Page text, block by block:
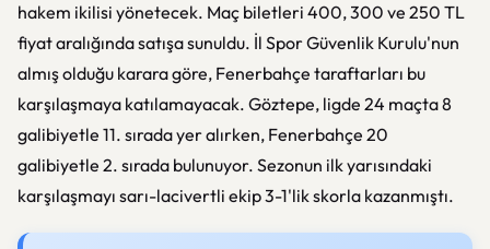
hakem ikilisi yönetecek. Maç biletleri 400, 300 ve 250 TL
fiyat aralığında satışa sunuldu. İl Spor Güvenlik Kurulu'nun
almış olduğu karara göre, Fenerbahçe taraftarları bu
karşılaşmaya katılamayacak. Göztepe, ligde 24 maçta 8
galibiyetle 11. sırada yer alırken, Fenerbahçe 20
galibiyetle 2. sırada bulunuyor. Sezonun ilk yarısındaki
karşılaşmayı sarı-lacivertli ekip 3-1'lik skorla kazanmıştı.